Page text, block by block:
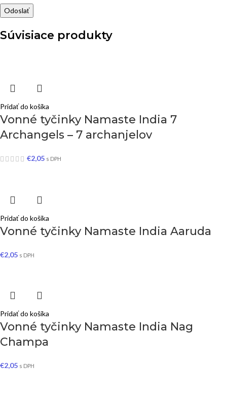
Súvisiace produkty
Pridať do košíka
Vonné tyčinky Namaste India 7
Archangels – 7 archanjelov
€2,05 s DPH
Pridať do košíka
Vonné tyčinky Namaste India Aaruda
€2,05 s DPH
Pridať do košíka
Vonné tyčinky Namaste India Nag
Champa
€2,05 s DPH